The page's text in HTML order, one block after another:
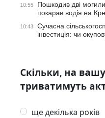
10:55
Пошкодив дві
покарав водія на
10:43
Сучасна
інвестиція: чи
Скільки, на
триватимуть
ще декілька років